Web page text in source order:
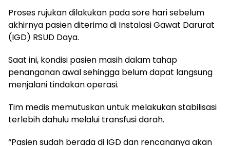
Proses rujukan dilakukan pada sore hari sebelum
akhirnya pasien diterima di Instalasi Gawat Darurat
(IGD) RSUD Daya.
Saat ini, kondisi pasien masih dalam tahap
penanganan awal sehingga belum dapat langsung
menjalani tindakan operasi.
Tim medis memutuskan untuk melakukan stabilisasi
terlebih dahulu melalui transfusi darah.
“Pasien sudah berada di IGD dan rencananya akan